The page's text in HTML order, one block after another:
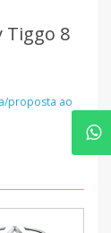
Tiggo 8
proposta ao